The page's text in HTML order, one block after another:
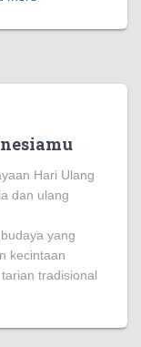
Hari Ulang
dan ulang
yang
kecintaan
tradisional